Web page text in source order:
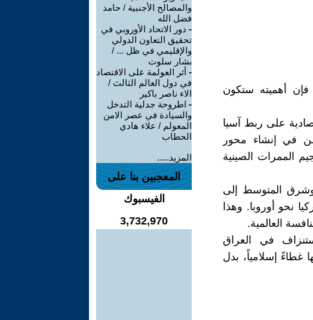
فإن أهميته ستكون
على ربط آسيا
في إنشاء محور
الممرات الصينية
وشرق المتوسط إلى
نحو أوروبا. وهذا
العالمية.
في العراق
غطاءً إسلامياً، بدل
والمصالح الأجنبية / حامد
فضل الله
- دور الاتحاد الأوروبي في
تحقيق التعاون الدولي
والإقليمي في ظل ... /
بشار سلوت
- أثر العولمة على الاقتصاد
في دول العالم الثالث /
الاء ناصر باكير
- اطروحة جدلية التدخل
والسيادة في عصر الامن
المعولم / علاء هادي
الحطاب
المزيد.....
المعجبين بنا على
الفيسبوك
3,732,970